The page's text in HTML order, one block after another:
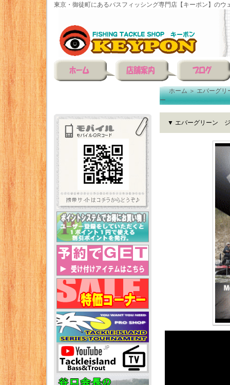
東京・御徒町にあるバスフィッシング専門店【キーポン】のウ
ホーム＞エバーグリ
ー
▼ エバーグリーン ジ